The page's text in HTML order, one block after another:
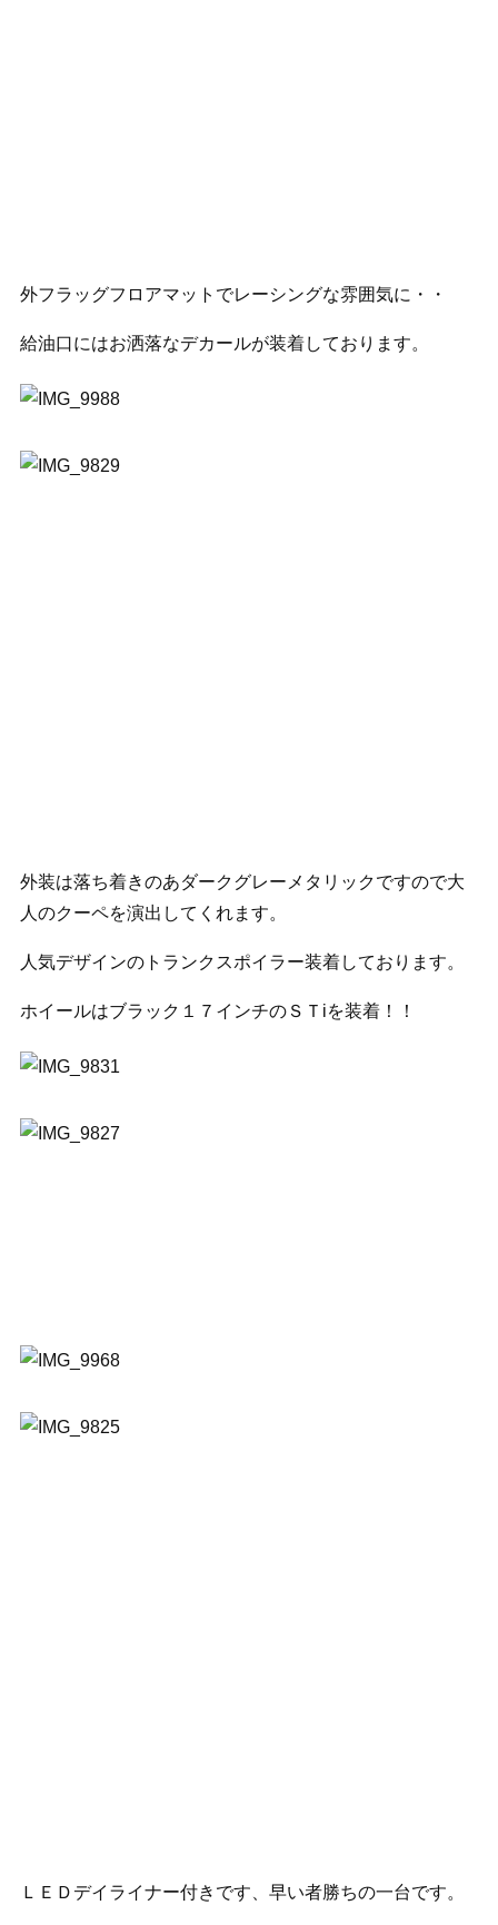
外フラッグフロアマットでレーシングな雰囲気に・・
給油口にはお洒落なデカールが装着しております。
外装は落ち着きのあダークグレーメタリックですので大
人のクーペを演出してくれます。
人気デザインのトランクスポイラー装着しております。
ホイールはブラック１７インチのＳＴiを装着！！
ＬＥＤデイライナー付きです、早い者勝ちの一台です。